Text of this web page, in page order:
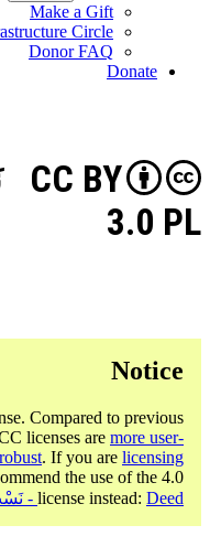
Make a Gift
Circle
Donor FAQ
Donate
CC BY
3.0 PL
Notice
Compared to previous
licenses are more user-
. If you are licensing
the use of the 4.0
license instead: Deed - نَسْبُ الـمُصنَّف 4.0 دولي